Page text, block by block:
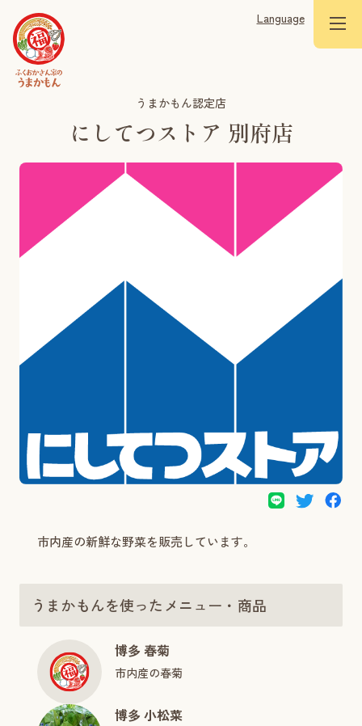
Language
うまかもん認定店
にしてつストア 別府店
市内産の新鮮な野菜を販売しています。
うまかもんを使ったメニュー・商品
博多 春菊
市内産の春菊
博多 小松菜